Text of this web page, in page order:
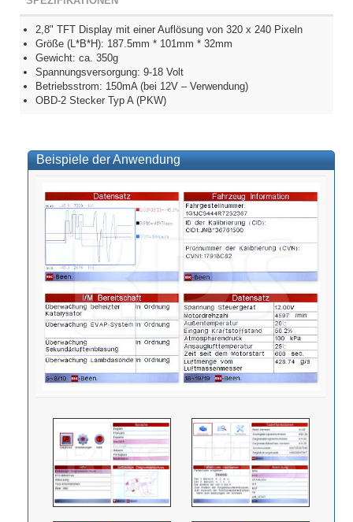
2,8" TFT Display mit einer Auflösung von 320 x 240 Pixeln
Größe (L*B*H): 187.5mm * 101mm * 32mm
Gewicht: ca. 350g
Spannungsversorgung: 9-18 Volt
Betriebsstrom: 150mA (bei 12V – Verwendung)
OBD-2 Stecker Typ A (PKW)
Beispiele der Anwendung